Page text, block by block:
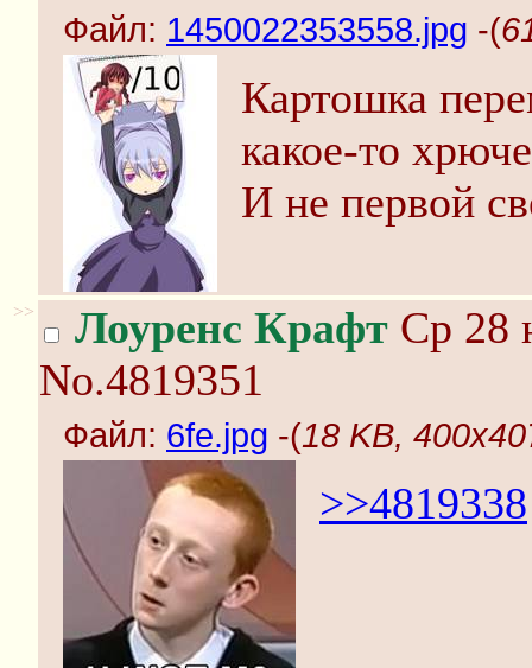
Файл: 1450022353558.jpg -(
Картошка
какое-то
И не первой
>> Лоуренс Крафт Ср 28
No.4819351
Файл: 6fe.jpg -(18 KB,
>>4819338